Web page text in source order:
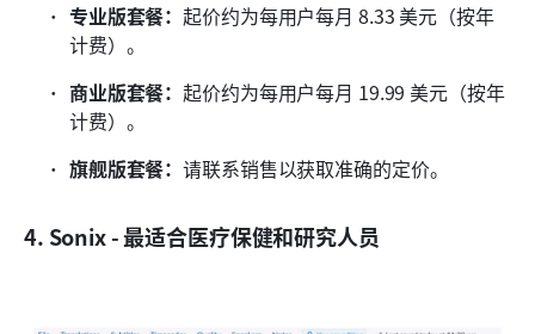
专业版套餐：起价约为每用户每月 8.33 美元（按年
计费）。
商业版套餐：起价约为每用户每月 19.99 美元（按年
计费）。
旗舰版套餐：请联系销售以获取准确的定价。
4. Sonix - 最适合医疗保健和研究人员